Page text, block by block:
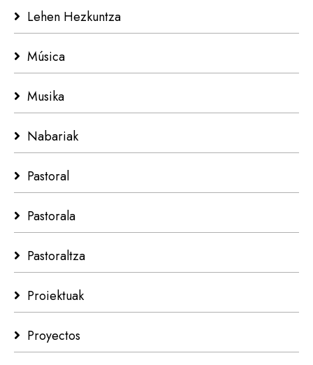
Lehen Hezkuntza
Música
Musika
Nabariak
Pastoral
Pastorala
Pastoraltza
Proiektuak
Proyectos